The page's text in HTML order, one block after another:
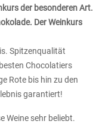
der besonderen Art.
Der Weinkurs
Spitzenqualität
Chocolatiers
Rote bis hin zu den
garantiert!
Weine sehr beliebt.